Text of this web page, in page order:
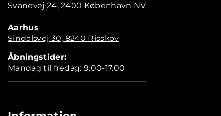
Svanevej 24, 2400 København NV
Aarhus
Sindalsvej 30, 8240 Risskov
Åbningstider:
Mandag til fredag: 9.00-17.00